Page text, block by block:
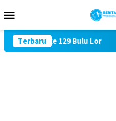
ke
Mobile
Terbaru
ke 129 Bulu Lor